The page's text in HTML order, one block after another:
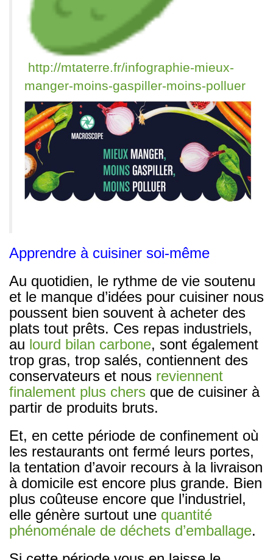
http://mtaterre.fr/infographie-mieux-
manger-moins-gaspiller-moins-polluer
Apprendre à cuisiner soi-même
Au quotidien, le rythme de vie soutenu
et le manque d’idées pour cuisiner nous
poussent bien souvent à acheter des
plats tout prêts. Ces repas industriels,
au lourd bilan carbone, sont également
trop gras, trop salés, contiennent des
conservateurs et nous reviennent
finalement plus chers que de cuisiner à
partir de produits bruts.
Et, en cette période de confinement où
les restaurants ont fermé leurs portes,
la tentation d’avoir recours à la livraison
à domicile est encore plus grande. Bien
plus coûteuse encore que l’industriel,
elle génère surtout une quantité
phénoménale de déchets d’emballage.